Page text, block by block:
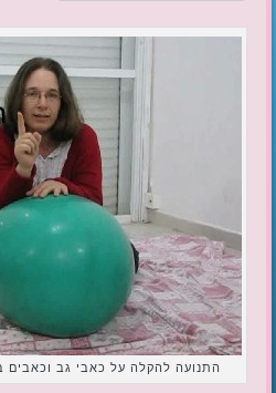
התנועה להקלה על כאבי גב וכאבים